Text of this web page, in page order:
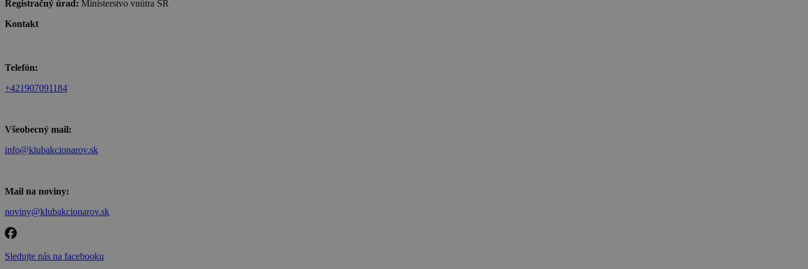
Registračný úrad: Ministerstvo vnútra SR
Kontakt
Telefón:
+421907091184
Všeobecný mail:
info@klubakcionarov.sk
Mail na noviny:
noviny@klubakcionarov.sk
Sledujte nás na facebooku